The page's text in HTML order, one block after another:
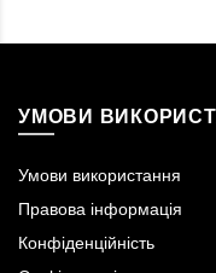
УМОВИ
Умови використання
Правова інформація
Конфіденційність